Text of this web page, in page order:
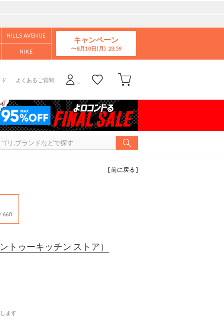
HILLS AVENUE
NIKE
キャンペーン
8月10日(月)
よくあるご質問
[ 前に戻る ]
660
トゥーキッチン ストア）
ます